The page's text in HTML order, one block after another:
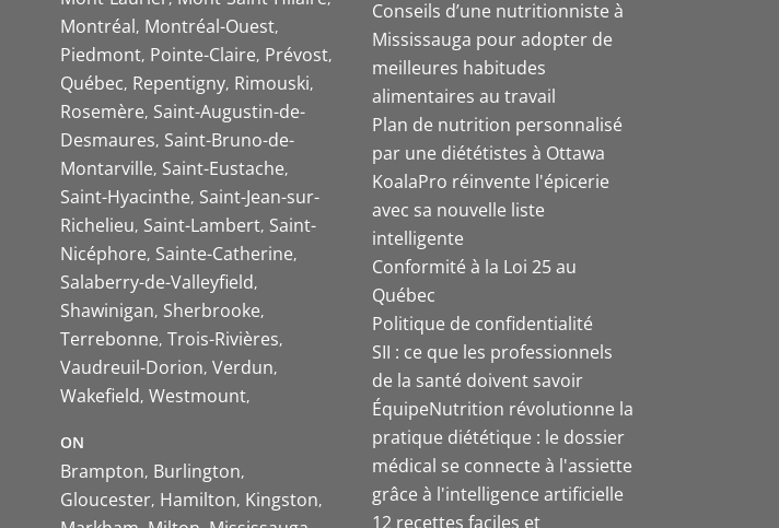
Montréal Montréal-Ouest
Piedmont Pointe-Claire Prévost
Québec Repentigny Rimouski
Rosemère Saint-Augustin-de-
Desmaures Saint-Bruno-de-
Montarville Saint-Eustache
Saint-Hyacinthe Saint-Jean-sur-
Richelieu Saint-Lambert Saint-
Nicéphore Sainte-Catherine
Salaberry-de-Valleyfield
Shawinigan Sherbrooke
Terrebonne Trois-Rivières
Vaudreuil-Dorion Verdun
Wakefield Westmount
ON
Brampton Burlington
Gloucester Hamilton Kingston
Conseils d’une nutritionniste à
Mississauga pour adopter de
meilleures habitudes
alimentaires au travail
Plan de nutrition personnalisé
par une diététistes à Ottawa
KoalaPro réinvente l'épicerie
avec sa nouvelle liste
intelligente
Conformité à la Loi 25 au
Québec
Politique de confidentialité
SII : ce que les professionnels
de la santé doivent savoir
ÉquipeNutrition révolutionne la
pratique diététique : le dossier
médical se connecte à l'assiette
grâce à l'intelligence artificielle
12 recettes faciles et